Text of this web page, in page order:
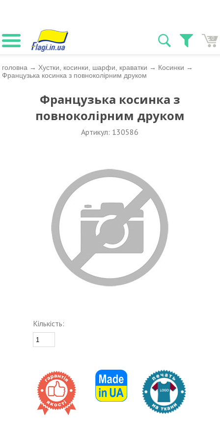
0
головна → Хустки, косинки, шарфи, краватки → Косинки →
Французька косинка з повноколірним друком
Французька косинка з
повноколірним друком
Артикул: 130586
Кількість: